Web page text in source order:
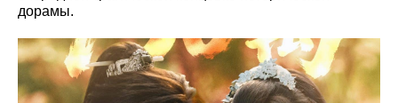
дорамы.